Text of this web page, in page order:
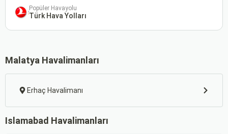
Popüler Havayolu
Türk Hava Yolları
Malatya Havalimanları
Erhaç Havalimanı
Islamabad Havalimanları